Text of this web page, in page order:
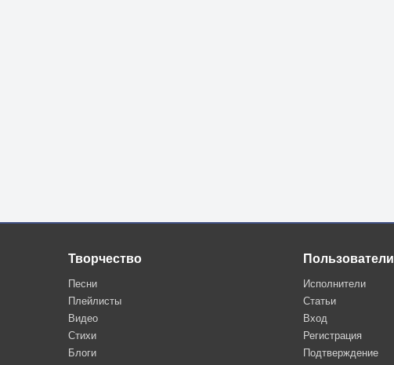
Творчество
Песни
Плейлисты
Видео
Стихи
Блоги
Пользователи
Исполнители
Статьи
Вход
Регистрация
Подтверждение